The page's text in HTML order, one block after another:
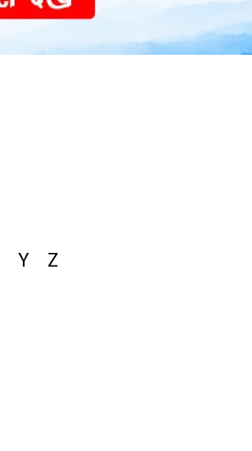
Y Z